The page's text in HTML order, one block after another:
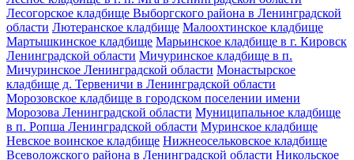
Лесогорское кладбище Выборгского района в Ленинградской
области Лютеранское кладбище Малоохтинское кладбище
Мартышкинское кладбище Марьинское кладбище в г. Кировск
Ленинградской области Мичуринское кладбище в п.
Мичуринское Ленинградской области Монастырское
кладбище д. Тервеничи в Ленинградской области
Морозовское кладбище в городском поселении имени
Морозова Ленинградской области Муниципальное кладбище
в п. Ропша Ленинградской области Муринское кладбище
Невское воинское кладбище Нижнеосельковское кладбище
Всеволожского района в Ленинградской области Никольское